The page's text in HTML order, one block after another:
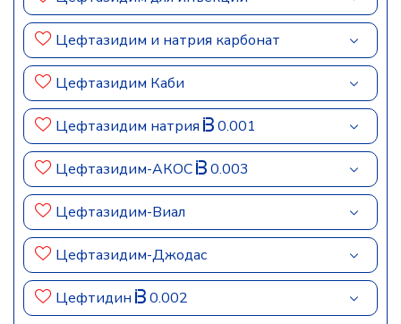
Цефтазидим и натрия карбонат
Цефтазидим Каби
Цефтазидим натрия 0.001
Цефтазидим-АКОС 0.003
Цефтазидим-Виал
Цефтазидим-Джодас
Цефтидин 0.002